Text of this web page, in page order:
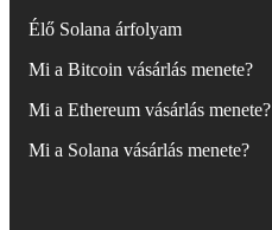
Élő Solana árfolyam
Mi a Bitcoin vásárlás menete?
Mi a Ethereum vásárlás menete?
Mi a Solana vásárlás menete?